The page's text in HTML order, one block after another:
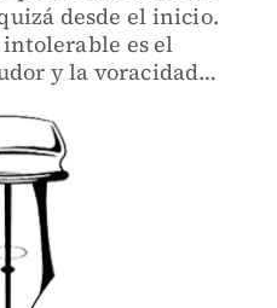
desde el inicio.
es el
y la voracidad